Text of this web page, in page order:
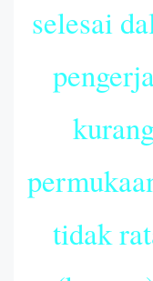
selesai
tidak